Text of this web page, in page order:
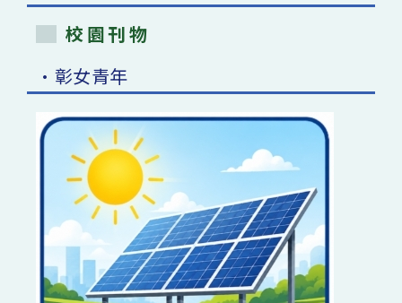
校園刊物
•彰女青年